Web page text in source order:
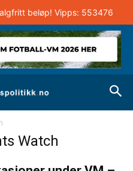
beløp! Vipps: 553476
Watch